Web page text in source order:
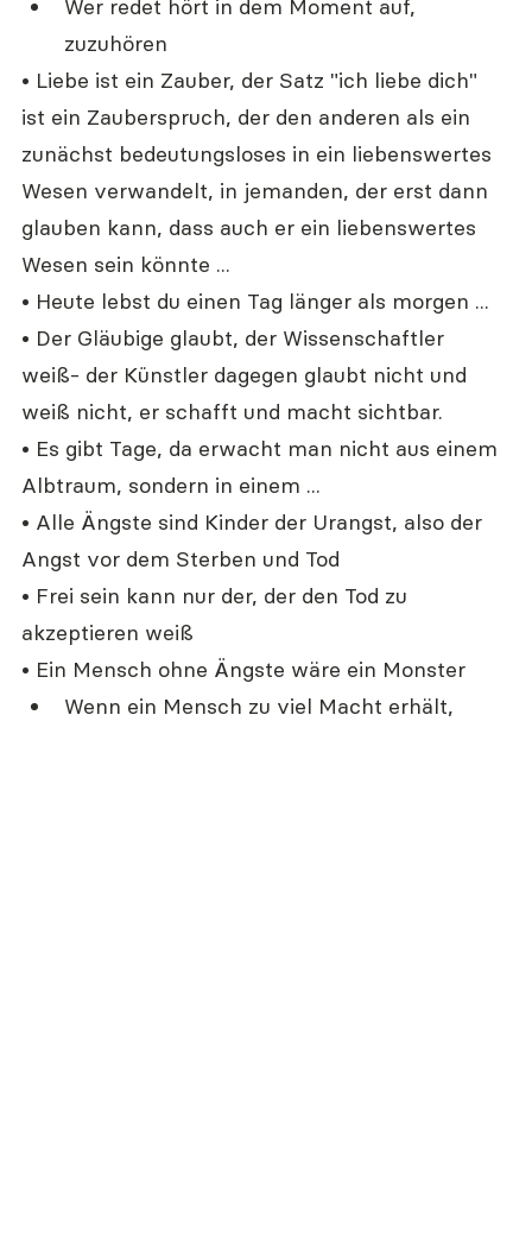
Wer redet hört in dem Moment auf,
zuzuhören
• Liebe ist ein Zauber, der Satz "ich liebe dich"
ist ein Zauberspruch, der den anderen als ein
zunächst bedeutungsloses in ein liebenswertes
Wesen verwandelt, in jemanden, der erst dann
glauben kann, dass auch er ein liebenswertes
Wesen sein könnte ...
• Heute lebst du einen Tag länger als morgen ...
• Der Gläubige glaubt, der Wissenschaftler
weiß- der Künstler dagegen glaubt nicht und
weiß nicht, er schafft und macht sichtbar.
• Es gibt Tage, da erwacht man nicht aus einem
Albtraum, sondern in einem ...
• Alle Ängste sind Kinder der Urangst, also der
Angst vor dem Sterben und Tod
• Frei sein kann nur der, der den Tod zu
akzeptieren weiß
• Ein Mensch ohne Ängste wäre ein Monster
Wenn ein Mensch zu viel Macht erhält,